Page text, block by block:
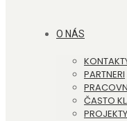
O NÁS
PARTNERI
ČASTO
PROJEKTY